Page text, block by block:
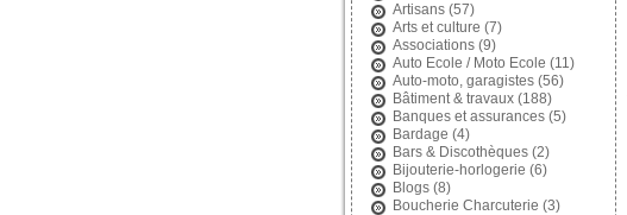
Artisans(57)
Arts et culture (7)
Associations(9)
Auto Ecole / Moto Ecole (11)
Auto-moto, garagistes(56)
Bâtiment & travaux(188)
Banques et assurances(5)
Bardage (4)
Bars & Discothèques(2)
Bijouterie-horlogerie (6)
Blogs(8)
Boucherie Charcuterie (3)